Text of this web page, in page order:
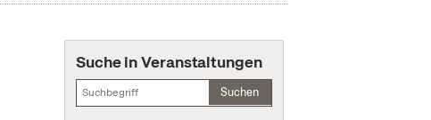
Suche in Veranstaltungen
Suchen